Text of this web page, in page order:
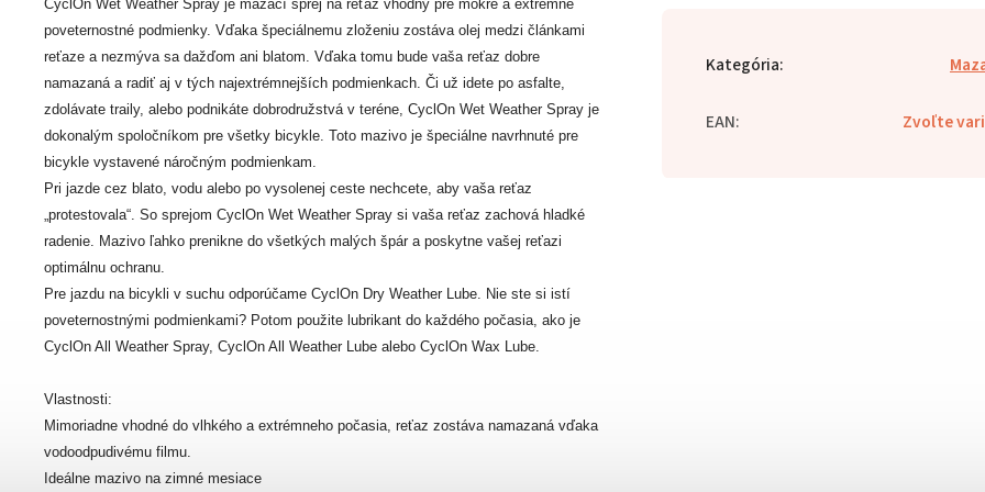
CyclOn Wet Weather Spray je mazací sprej na reťaz vhodný pre mokré a extrémne
poveternostné podmienky. Vďaka špeciálnemu zloženiu zostáva olej medzi článkami
reťaze a nezmýva sa dažďom ani blatom. Vďaka tomu bude vaša reťaz dobre
namazaná a radiť aj v tých najextrémnejších podmienkach. Či už idete po asfalte,
zdolávate traily, alebo podnikáte dobrodružstvá v teréne, CyclOn Wet Weather Spray je
dokonalým spoločníkom pre všetky bicykle. Toto mazivo je špeciálne navrhnuté pre
bicykle vystavené náročným podmienkam.
Pri jazde cez blato, vodu alebo po vysolenej ceste nechcete, aby vaša reťaz
„protestovala“. So sprejom CyclOn Wet Weather Spray si vaša reťaz zachová hladké
radenie. Mazivo ľahko prenikne do všetkých malých špár a poskytne vašej reťazi
optimálnu ochranu.
Pre jazdu na bicykli v suchu odporúčame CyclOn Dry Weather Lube. Nie ste si istí
poveternostnými podmienkami? Potom použite lubrikant do každého počasia, ako je
CyclOn All Weather Spray, CyclOn All Weather Lube alebo CyclOn Wax Lube.
Vlastnosti:
Mimoriadne vhodné do vlhkého a extrémneho počasia, reťaz zostáva namazaná vďaka
vodoodpudivému filmu.
Ideálne mazivo na zimné mesiace
Kategória:
EAN: Zvoľte